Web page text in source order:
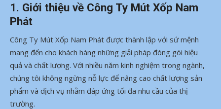
1. Giới thiệu về Công Ty Mút Xốp Nam
Phát
Công Ty Mút Xốp Nam Phát được thành lập với sứ mệnh
mang đến cho khách hàng những giải pháp đóng gói hiệu
quả và chất lượng. Với nhiều năm kinh nghiệm trong ngành,
chúng tôi không ngừng nỗ lực để nâng cao chất lượng sản
phẩm và dịch vụ nhằm đáp ứng tối đa nhu cầu của thị
trường.